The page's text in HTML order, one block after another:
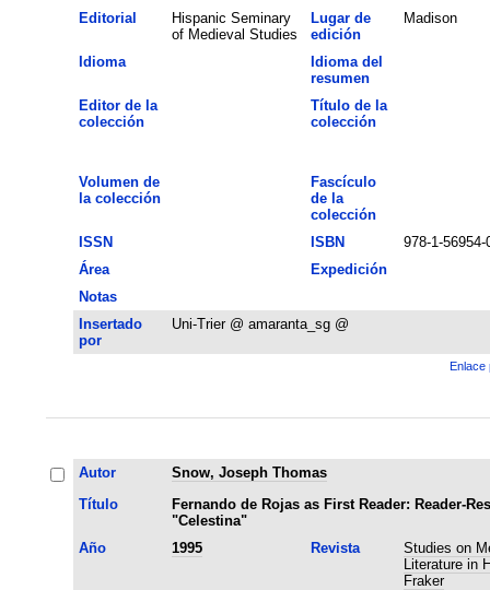
Editorial
Hispanic Seminary
of Medieval Studies
Lugar de
edición
Madison
Idioma
Idioma del
resumen
Editor de la
colección
Título de la
colección
Volumen de
la colección
Fascículo
de la
colección
ISSN
ISBN
978-1-56954-
Área
Expedición
Notas
Insertado
por
Uni-Trier @ amaranta_sg @
Enlace
Autor
Snow, Joseph Thomas
Título
Fernando de Rojas as First Reader: Reader-
"Celestina"
Año
1995 Revista
Studies on
Literature in
Fraker